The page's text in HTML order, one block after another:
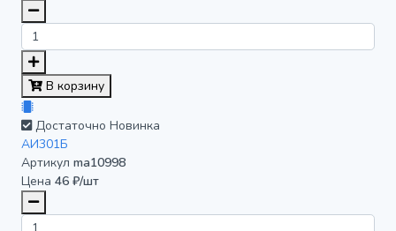
В корзину
Достаточно Новинка
АИ301Б
Артикул ma10998
Цена 46 ₽/шт